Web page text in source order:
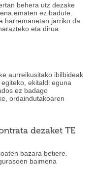
behera utz dezake
ematen ez badute.
harremanetan jarriko da
eta dirua
aurreikusitako ibilbideak
ekitaldi eguna
ez badago
ordaindutakoaren
dezaket TE
bazara betiere.
baimena